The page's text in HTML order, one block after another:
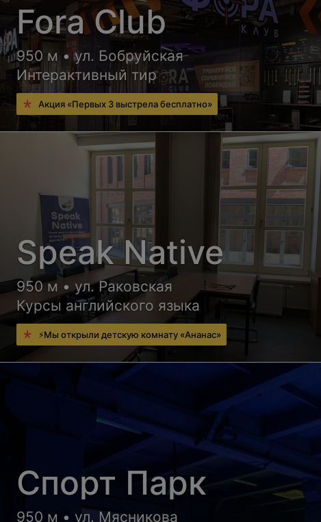
Fora Club
950 м • ул. Бобруйская
Интерактивный тир
Акция «Первых 3 выстрела бесплатно»
Speak Native
950 м • ул. Раковская
Курсы английского языка
⚡Мы открыли детскую комнату «Ананас»
Спорт Парк
950 м • ул. Мясникова